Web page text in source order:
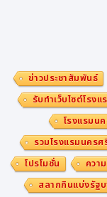
ข่าวประชาสัมพันธ์
รับทำเว็บไซต์โรงแ
โรงแรมน
รวมโรงแรมนครศ
โปรโมชั่น
ควา
สลากกินแบ่งรัฐ